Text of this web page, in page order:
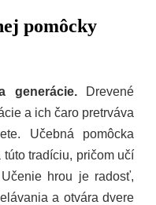
pomôcky
generácie.Drevené
a ich čaro pretrváva
Učebná pomôcka
túto tradíciu, pričom učí
hrou je radosť,
a otvára dvere